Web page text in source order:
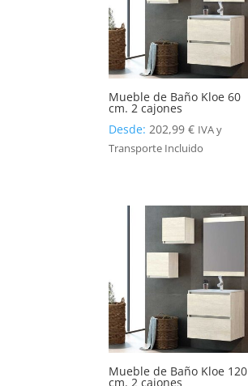
Mueble de Baño Kloe 60
cm. 2 cajones
Desde:202,99€ IVA y
Transporte Incluido
Mueble de Baño Kloe 120
cm. 2 cajones